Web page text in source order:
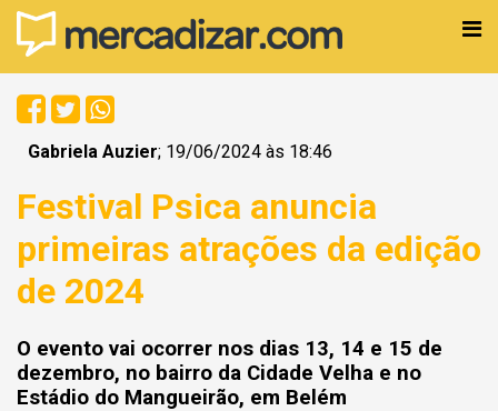
Gabriela Auzier; 19/06/2024 às 18:46
Festival Psica anuncia
primeiras atrações da edição
de 2024
O evento vai ocorrer nos dias 13, 14 e 15 de
dezembro, no bairro da Cidade Velha e no
Estádio do Mangueirão, em Belém